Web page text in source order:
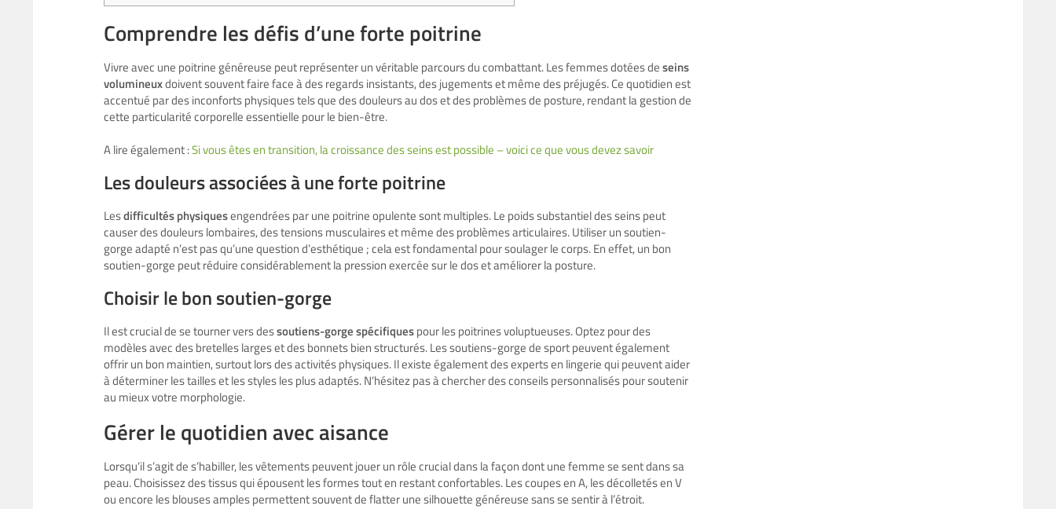
Comprendre les défis d’une forte poitrine
Vivre avec une poitrine généreuse peut représenter un véritable parcours du combattant. Les femmes dotées deseins
volumineuxdoivent souvent faire face à des regards insistants, des jugements et même des préjugés. Ce quotidien est
accentué par des inconforts physiques tels que des douleurs au dos et des problèmes de posture, rendant la gestion de
cette particularité corporelle essentielle pour le bien-être.
A lire également :Si vous êtes en transition, la croissance des seins est possible – voici ce que vous devez savoir
Les douleurs associées à une forte poitrine
Lesdifficultés physiquesengendrées par une poitrine opulente sont multiples. Le poids substantiel des seins peut
causer des douleurs lombaires, des tensions musculaires et même des problèmes articulaires. Utiliser un soutien-
gorge adapté n’est pas qu’une question d’esthétique ; cela est fondamental pour soulager le corps. En effet, un bon
soutien-gorge peut réduire considérablement la pression exercée sur le dos et améliorer la posture.
Choisir le bon soutien-gorge
Il est crucial de se tourner vers dessoutiens-gorge spécifiquespour les poitrines voluptueuses. Optez pour des
modèles avec des bretelles larges et des bonnets bien structurés. Les soutiens-gorge de sport peuvent également
offrir un bon maintien, surtout lors des activités physiques. Il existe également des experts en lingerie qui peuvent aider
à déterminer les tailles et les styles les plus adaptés. N’hésitez pas à chercher des conseils personnalisés pour soutenir
au mieux votre morphologie.
Gérer le quotidien avec aisance
Lorsqu’il s’agit de s’habiller, les vêtements peuvent jouer un rôle crucial dans la façon dont une femme se sent dans sa
peau. Choisissez des tissus qui épousent les formes tout en restant confortables. Les coupes en A, les décolletés en V
ou encore les blouses amples permettent souvent de flatter une silhouette généreuse sans se sentir à l’étroit.